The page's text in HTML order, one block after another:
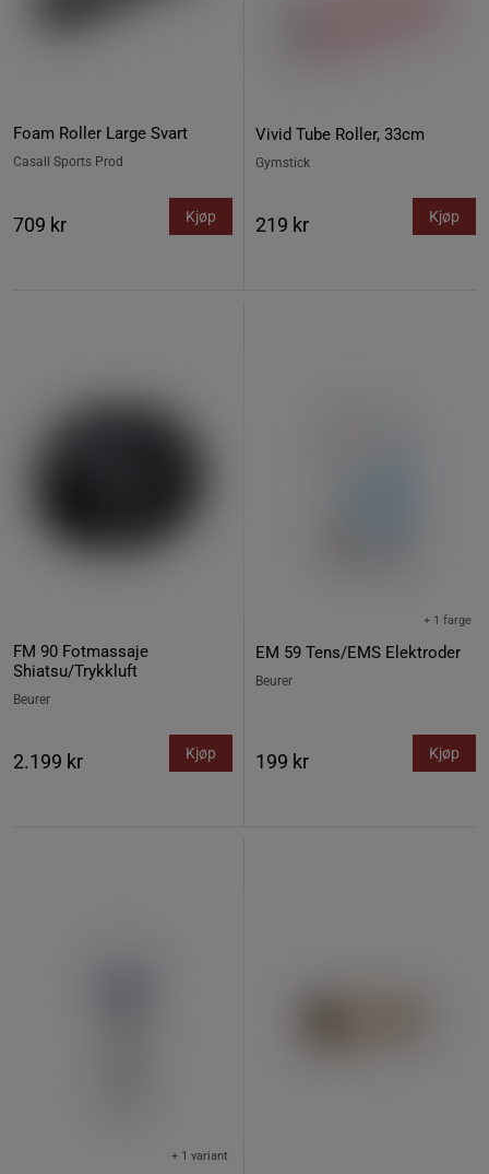
Foam Roller Large Svart
Casall Sports Prod
709 kr Kjøp
Vivid Tube Roller, 33cm
Gymstick
219 kr Kjøp
FM 90 Fotmassaje
Shiatsu/Trykkluft
Beurer
2.199 kr Kjøp
EM 59 Tens/EMS Elektroder
+ 1 farge
Beurer
199 kr Kjøp
+ 1 variant